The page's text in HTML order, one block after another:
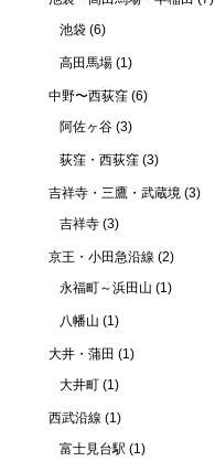
池袋 (6)
高田馬場 (1)
中野〜西荻窪 (6)
阿佐ヶ谷 (3)
荻窪・西荻窪 (3)
吉祥寺・三鷹・武蔵境 (3)
吉祥寺 (3)
京王・小田急沿線 (2)
永福町～浜田山 (1)
八幡山 (1)
大井・蒲田 (1)
大井町 (1)
西武沿線 (1)
富士見台駅 (1)